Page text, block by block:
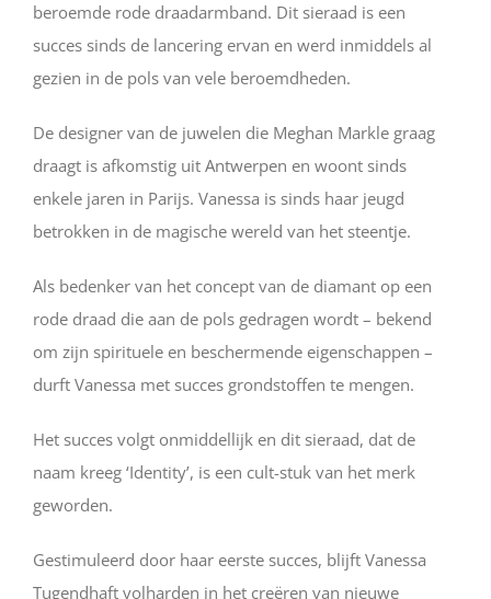
beroemde rode draadarmband. Dit sieraad is een
succes sinds de lancering ervan en werd inmiddels al
gezien in de pols van vele beroemdheden.
De designer van de juwelen die Meghan Markle graag
draagt is afkomstig uit Antwerpen en woont sinds
enkele jaren in Parijs. Vanessa is sinds haar jeugd
betrokken in de magische wereld van het steentje.
Als bedenker van het concept van de diamant op een
rode draad die aan de pols gedragen wordt – bekend
om zijn spirituele en beschermende eigenschappen –
durft Vanessa met succes grondstoffen te mengen.
Het succes volgt onmiddellijk en dit sieraad, dat de
naam kreeg ‘Identity’, is een cult-stuk van het merk
geworden.
Gestimuleerd door haar eerste succes, blijft Vanessa
Tugendhaft volharden in het creëren van nieuwe